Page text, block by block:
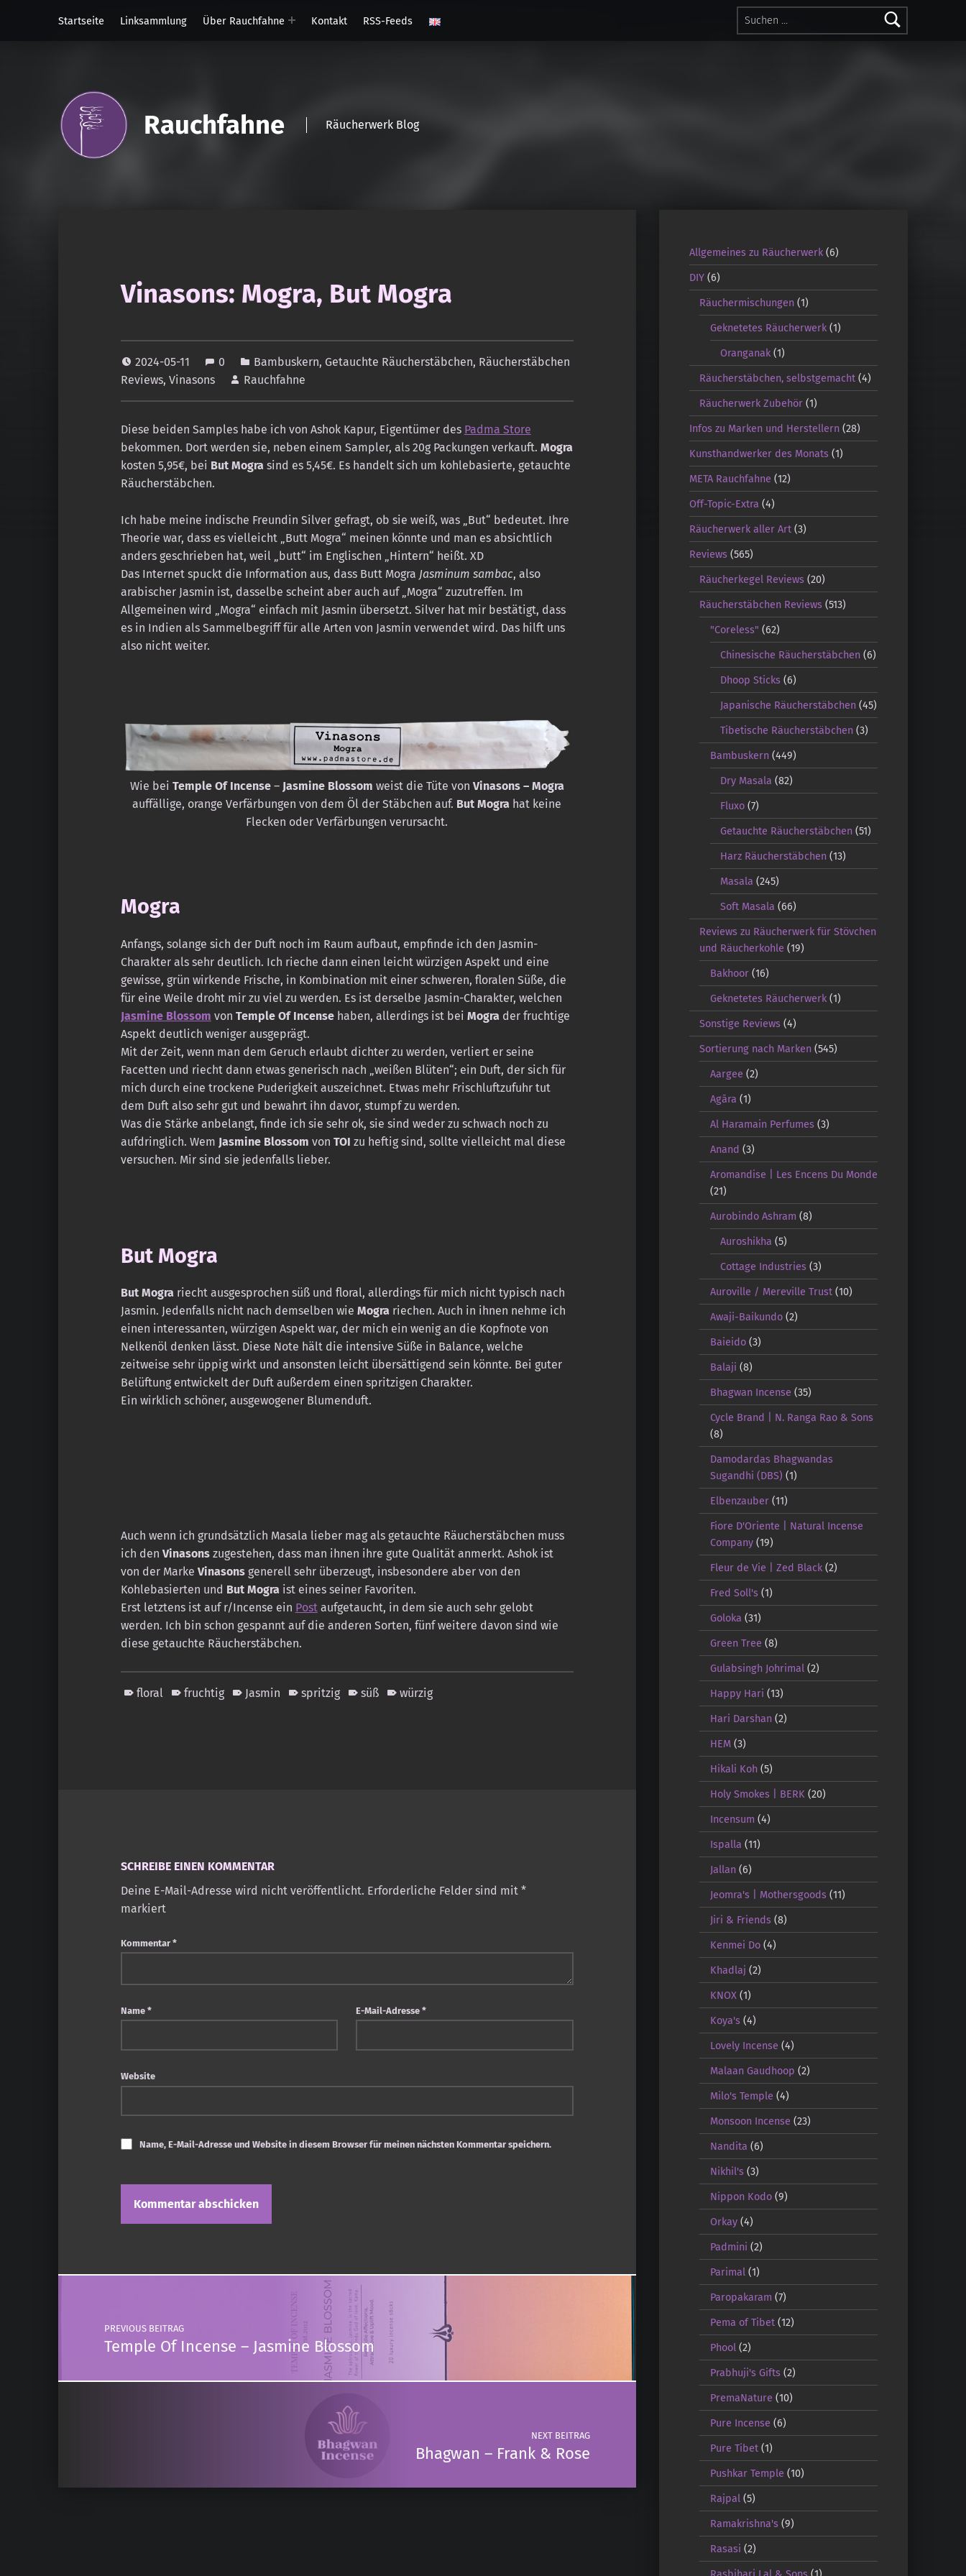
Suchen nach:
Startseite
Linksammlung Über Rauchfahne Kontakt RSS-Feeds
Rauchfahne Räucherwerk Blog
Vinasons: Mogra, But Mogra
2024-05-11 0 Bambuskern, Getauchte Räucherstäbchen, Räucherstäbchen
Reviews, Vinasons Rauchfahne
Diese beiden Samples habe ich von Ashok Kapur, Eigentümer des Padma Store
bekommen. Dort werden sie, neben einem Sampler, als 20g Packungen verkauft. Mogra
kosten 5,95€, bei But Mograsind es 5,45€. Es handelt sich um kohlebasierte, getauchte
Räucherstäbchen.
Ich habe meine indische Freundin Silver gefragt, ob sie weiß, was „But“ bedeutet. Ihre
Theorie war, dass es vielleicht „Butt Mogra“ meinen könnte und man es absichtlich
anders geschrieben hat, weil „butt“ im Englischen „Hintern“ heißt. XD
Das Internet spuckt die Information aus, dass Butt Mogra Jasminum sambac, also
arabischer Jasmin ist, dasselbe scheint aber auch auf „Mogra“ zuzutreffen. Im
Allgemeinen wird „Mogra“ einfach mit Jasmin übersetzt. Silver hat mir bestätigt, dass
es in Indien als Sammelbegriff für alle Arten von Jasmin verwendet wird. Das hilft uns
also nicht weiter.
Wie bei Temple Of Incense– Jasmine Blossom weist die Tüte von Vinasons – Mogra
auffällige, orange Verfärbungen von dem Öl der Stäbchen auf. But Mogra hat keine
Flecken oder Verfärbungen verursacht.
Mogra
Anfangs, solange sich der Duft noch im Raum aufbaut, empfinde ich den Jasmin-
Charakter als sehr deutlich. Ich rieche dann einen leicht würzigen Aspekt und eine
gewisse, grün wirkende Frische, in Kombination mit einer schweren, floralen Süße, die
für eine Weile droht mir zu viel zu werden. Es ist derselbe Jasmin-Charakter, welchen
Jasmine Blossom von Temple Of Incensehaben, allerdings ist bei Mograder fruchtige
Aspekt deutlich weniger ausgeprägt.
Mit der Zeit, wenn man dem Geruch erlaubt dichter zu werden, verliert er seine
Facetten und riecht dann etwas generisch nach „weißen Blüten“; ein Duft, der sich für
mich durch eine trockene Puderigkeit auszeichnet. Etwas mehr Frischluftzufuhr tut
dem Duft also sehr gut und bewahrt ihn davor, stumpf zu werden.
Was die Stärke anbelangt, finde ich sie sehr ok, sie sind weder zu schwach noch zu
aufdringlich. Wem Jasmine Blossom von TOI zu heftig sind, sollte vielleicht mal diese
versuchen. Mir sind sie jedenfalls lieber.
But Mogra
But Mograriecht ausgesprochen süß und floral, allerdings für mich nicht typisch nach
Jasmin. Jedenfalls nicht nach demselben wie Mograriechen. Auch in ihnen nehme ich
einen interessanten, würzigen Aspekt war, der mich ein wenig an die Kopfnote von
Nelkenöl denken lässt. Diese Note hält die intensive Süße in Balance, welche
zeitweise sehr üppig wirkt und ansonsten leicht übersättigend sein könnte. Bei guter
Belüftung entwickelt der Duft außerdem einen spritzigen Charakter.
Ein wirklich schöner, ausgewogener Blumenduft.
Auch wenn ich grundsätzlich Masala lieber mag als getauchte Räucherstäbchen muss
ich den Vinasonszugestehen, dass man ihnen ihre gute Qualität anmerkt. Ashok ist
von der Marke Vinasonsgenerell sehr überzeugt, insbesondere aber von den
Kohlebasierten und But Mograist eines seiner Favoriten.
Erst letztens ist auf r/Incense ein Postaufgetaucht, in dem sie auch sehr gelobt
werden. Ich bin schon gespannt auf die anderen Sorten, fünf weitere davon sind wie
diese getauchte Räucherstäbchen.
floral fruchtig Jasmin spritzig süß würzig
SCHREIBE EINEN KOMMENTAR
Deine E-Mail-Adresse wird nicht veröffentlicht. Erforderliche Felder sind mit *
markiert
Kommentar *
Name * E-Mail-Adresse*
Website
Name, E-Mail-Adresse und Website in diesem Browser für meinen nächsten Kommentar speichern.
Post navigation
PREVIOUS BEITRAG
Temple Of Incense – Jasmine Blossom
NEXT BEITRAG
Bhagwan – Frank & Rose
Allgemeines zu Räucherwerk(6)
DIY(6)
Räuchermischungen (1)
Geknetetes Räucherwerk(1)
Oranganak (1)
Räucherstäbchen, selbstgemacht (4)
Räucherwerk Zubehör (1)
Infos zu Marken und Herstellern(28)
Kunsthandwerker des Monats(1)
META Rauchfahne (12)
Off-Topic-Extra (4)
Räucherwerk aller Art(3)
Reviews(565)
Räucherkegel Reviews (20)
Räucherstäbchen Reviews (513)
"Coreless" (62)
Chinesische Räucherstäbchen (6)
Dhoop Sticks (6)
Japanische Räucherstäbchen (45)
Tibetische Räucherstäbchen (3)
Bambuskern(449)
Dry Masala (82)
Fluxo (7)
Getauchte Räucherstäbchen (51)
Harz Räucherstäbchen (13)
Masala (245)
Soft Masala (66)
Reviews zu Räucherwerk für Stövchen
und Räucherkohle (19)
Bakhoor(16)
Geknetetes Räucherwerk(1)
Sonstige Reviews (4)
Sortierung nach Marken (545)
Aargee (2)
Agāra (1)
Al Haramain Perfumes(3)
Anand (3)
Aromandise | Les Encens Du Monde
(21)
Aurobindo Ashram (8)
Auroshikha (5)
Cottage Industries (3)
Auroville / Mereville Trust(10)
Awaji-Baikundo(2)
Baieido(3)
Balaji (8)
Bhagwan Incense (35)
Cycle Brand | N. Ranga Rao & Sons
(8)
Damodardas Bhagwandas
Sugandhi (DBS) (1)
Elbenzauber(11)
Fiore D'Oriente | Natural Incense
Company(19)
Fleur de Vie | Zed Black(2)
Fred Soll's(1)
Goloka (31)
Green Tree (8)
Gulabsingh Johrimal (2)
Happy Hari (13)
Hari Darshan(2)
HEM(3)
Hikali Koh(5)
Holy Smokes | BERK (20)
Incensum (4)
Ispalla (11)
Jallan(6)
Jeomra's | Mothersgoods(11)
Jiri & Friends(8)
Kenmei Do(4)
Khadlaj (2)
KNOX (1)
Koya's(4)
Lovely Incense (4)
Malaan Gaudhoop (2)
Milo's Temple (4)
Monsoon Incense (23)
Nandita (6)
Nikhil's(3)
Nippon Kodo(9)
Orkay(4)
Padmini (2)
Parimal (1)
Paropakaram (7)
Pema of Tibet(12)
Phool (2)
Prabhuji's Gifts(2)
PremaNature (10)
Pure Incense (6)
Pure Tibet(1)
Pushkar Temple (10)
Rajpal (5)
Ramakrishna's(9)
Rasasi (2)